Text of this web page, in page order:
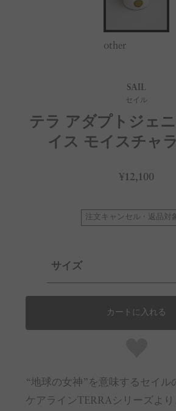
other
SAIL
セイル
テラ アダプトジェ
イス モイスチャ
¥12,100
注文キャンセル・返品対
サイズ
カートに入れる
“地球の女神”を意味するセイル
ケアラインTERRAシリーズより